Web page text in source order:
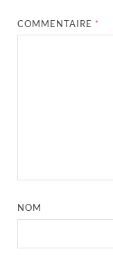
COMMENTAIRE *
NOM